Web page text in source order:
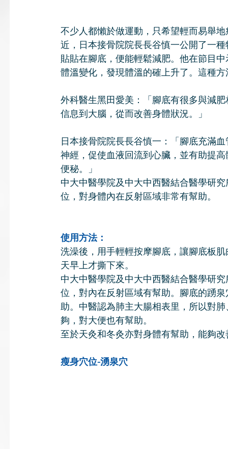
不少人都懶於做運動，只希望輕而易舉
近，日本接骨院院長長谷慎一公開了一
貼貼在腳底，便能輕鬆減肥。他在節目
體溫變化，發現體溫的確上升了。這種
外科醫生黑田愛美：「腳底有很多與減
信息到大腦，從而改善身體狀況。」
日本接骨院院長長谷慎一：「腳底充滿
神經，促使血液回流到心臟，並有助提
便秘。」
中大中醫學院及中大中西醫結合醫學研
位，對身體內在反射區域非常有幫助。
使用方法：
洗澡後，用手輕輕按摩腳底，讓腳底板
天早上才撕下來。
中大中醫學院及中大中西醫結合醫學研
位，對內在反射區域有幫助。腳底的踴
助。中醫認為肺主大腸相表里，所以對
夠，對大便也有幫助。
至於天灸和冬灸亦對身體有幫助，能夠
瘦身穴位-湧泉穴